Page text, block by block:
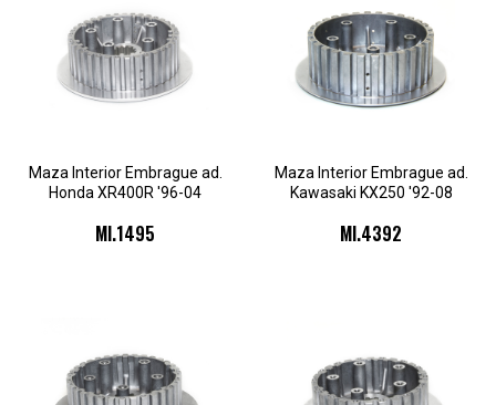
Maza Interior Embrague ad.
Honda XR400R '96-04
MI.1495
Maza Interior Embrague ad.
Kawasaki KX250 '92-08
MI.4392